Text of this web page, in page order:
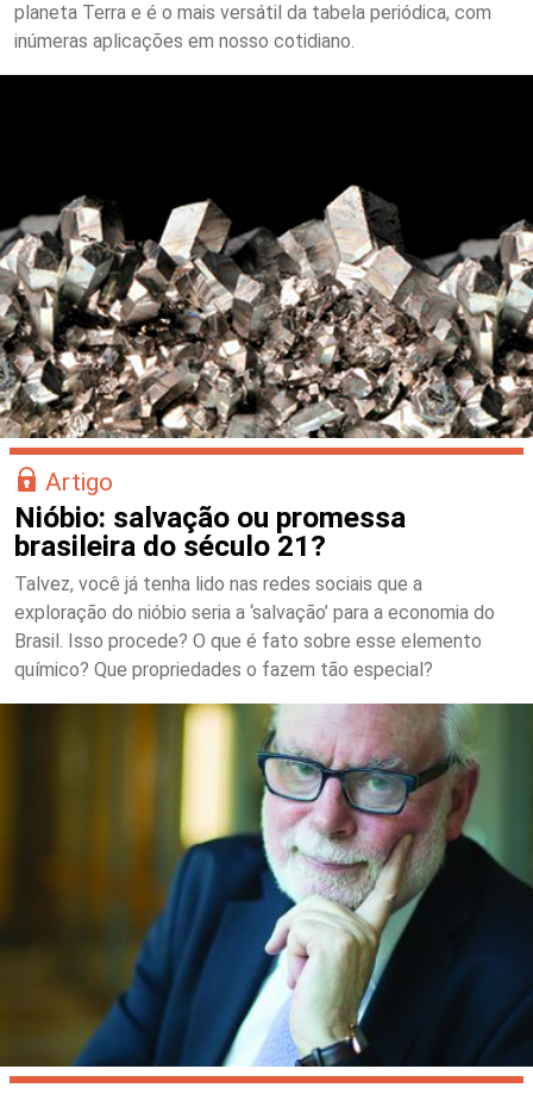
planeta Terra e é o mais versátil da tabela periódica, com
inúmeras aplicações em nosso cotidiano.
Artigo
Nióbio: salvação ou promessa
brasileira do século 21?
Talvez, você já tenha lido nas redes sociais que a
exploração do nióbio seria a ‘salvação’ para a economia do
Brasil. Isso procede? O que é fato sobre esse elemento
químico? Que propriedades o fazem tão especial?